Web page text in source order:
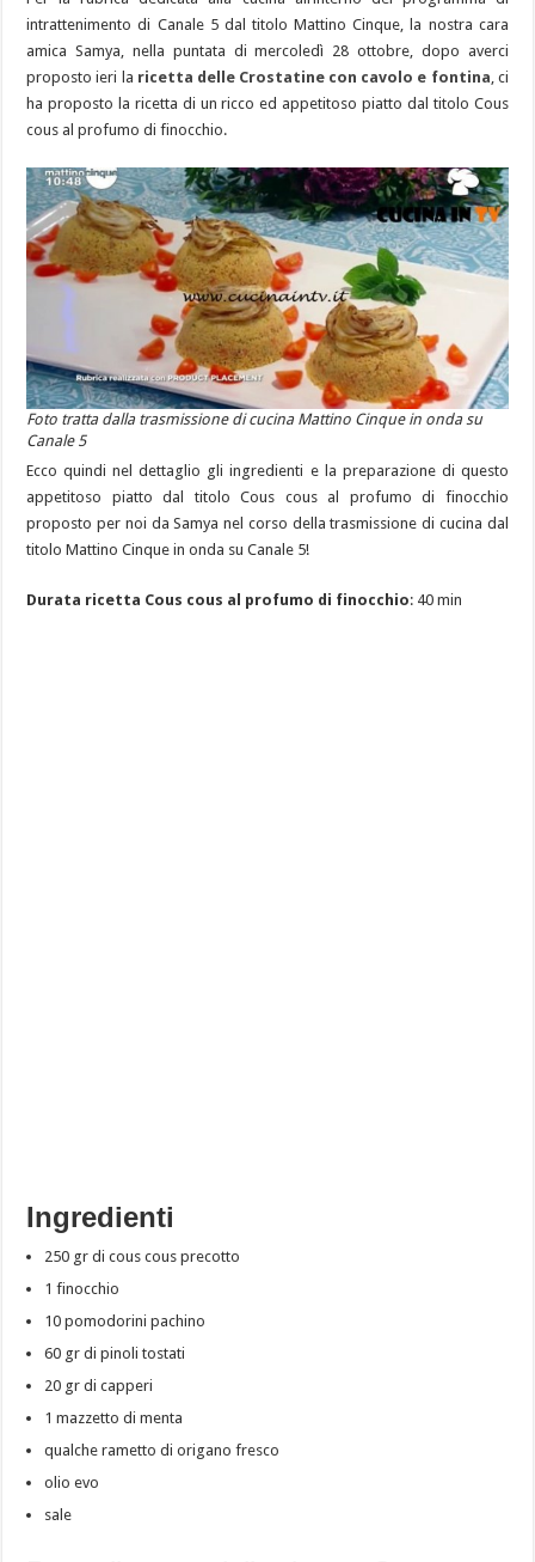
intrattenimento di Canale 5 dal titolo Mattino Cinque, la nostra cara
amica Samya, nella puntata di mercoledì 28 ottobre, dopo averci
proposto ieri la ricetta delle Crostatine con cavolo e fontina , ci
ha proposto la ricetta di un ricco ed appetitoso piatto dal titolo Cous
cous al profumo di finocchio.
Foto tratta dalla trasmissione di cucina Mattino Cinque in onda su
Canale 5
Ecco quindi nel dettaglio gli ingredienti e la preparazione di questo
appetitoso piatto dal titolo Cous cous al profumo di finocchio
proposto per noi da Samya nel corso della trasmissione di cucina dal
titolo Mattino Cinque in onda su Canale 5!
Durata ricetta Cous cous al profumo di finocchio: 40 min
Ingredienti
250 gr di cous cous precotto
1 finocchio
10 pomodorini pachino
60 gr di pinoli tostati
20 gr di capperi
1 mazzetto di menta
qualche rametto di origano fresco
olio evo
sale